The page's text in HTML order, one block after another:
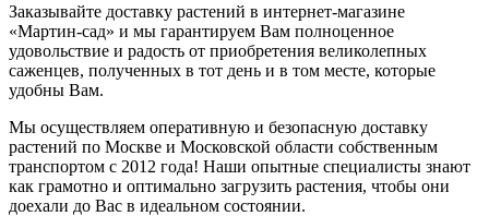
Заказывайте доставку растений в интернет-магазине
«Мартин-сад» и мы гарантируем Вам полноценное
удовольствие и радость от приобретения великолепных
саженцев, полученных в тот день и в том месте, которые
удобны Вам.
Мы осуществляем оперативную и безопасную доставку
растений по Москве и Московской области собственным
транспортом с 2012 года! Наши опытные специалисты знают
как грамотно и оптимально загрузить растения, чтобы они
доехали до Вас в идеальном состоянии.